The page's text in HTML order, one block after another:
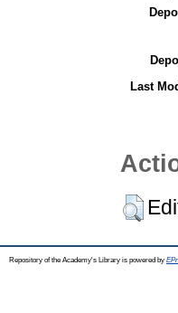
Last
Repository of the Academy's Library is powered by